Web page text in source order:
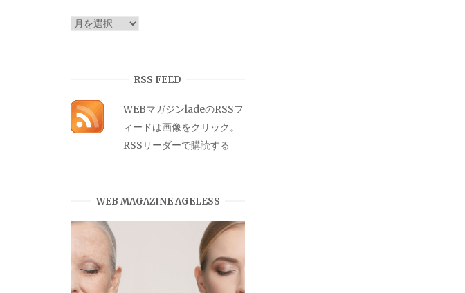
ア
RSS FEED
WEBマガジンladeのRSSフ
ィードは画像をクリック。
RSSリーダーで購読する
WEB MAGAZINE AGELESS